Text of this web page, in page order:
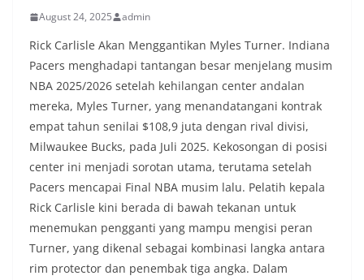
August 24, 2025 admin
Rick Carlisle Akan Menggantikan Myles Turner. Indiana
Pacers menghadapi tantangan besar menjelang musim
NBA 2025/2026 setelah kehilangan center andalan
mereka, Myles Turner, yang menandatangani kontrak
empat tahun senilai $108,9 juta dengan rival divisi,
Milwaukee Bucks, pada Juli 2025. Kekosongan di posisi
center ini menjadi sorotan utama, terutama setelah
Pacers mencapai Final NBA musim lalu. Pelatih kepala
Rick Carlisle kini berada di bawah tekanan untuk
menemukan pengganti yang mampu mengisi peran
Turner, yang dikenal sebagai kombinasi langka antara
rim protector dan penembak tiga angka. Dalam